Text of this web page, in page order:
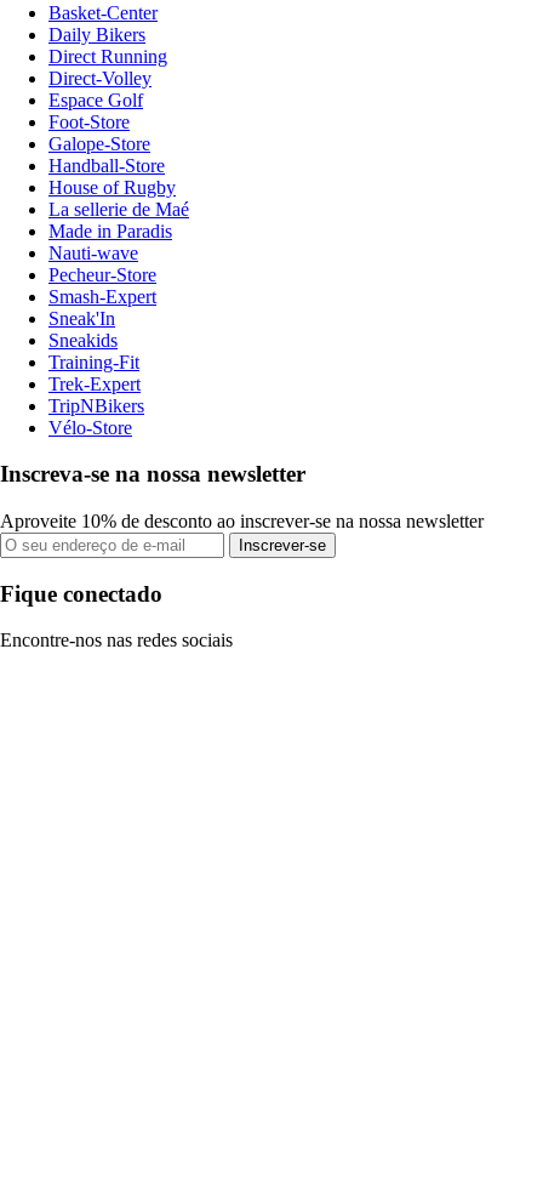
Basket-Center
Daily Bikers
Direct Running
Direct-Volley
Espace Golf
Foot-Store
Galope-Store
Handball-Store
House of Rugby
La sellerie de Maé
Made in Paradis
Nauti-wave
Pecheur-Store
Smash-Expert
Sneak'In
Sneakids
Training-Fit
Trek-Expert
TripNBikers
Vélo-Store
Inscreva-se na nossa newsletter
Aproveite 10% de desconto ao inscrever-se na nossa newsletter
Inscrever-se
Fique conectado
Encontre-nos nas redes sociais